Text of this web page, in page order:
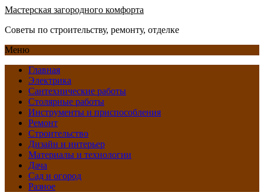
Мастерская загородного комфорта
Советы по строительству, ремонту, отделке
Меню
Главная
Электрика
Сантехнические работы
Столярные работы
Инструменты и приспособления
Ремонт
Строительство
Дизайн и интерьер
Материалы и технологии
Дача
Сад и огород
Разное